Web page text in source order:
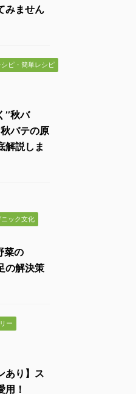
みません
ピ・簡単レシピ
秋バ
秋バテの原
解説しま
ック文化
菜の
の解決策
ー
あり】ス
用！